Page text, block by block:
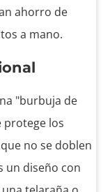
ahorro de
a mano.
"burbuja de
protege los
no se doblen
un diseño con